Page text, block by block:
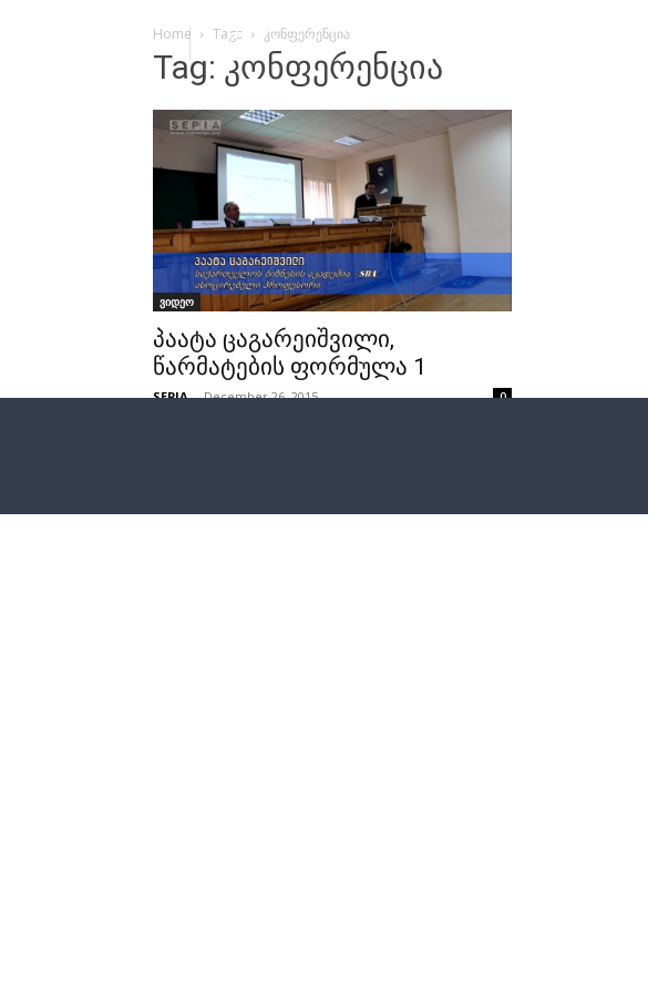
Home Tags კონფერენცია
Tag: კონფერენცია
ვიდეო
პაატა ცაგარეიშვილი,
წარმატების ფორმულა 1
SEPIA - December 26, 2015 0